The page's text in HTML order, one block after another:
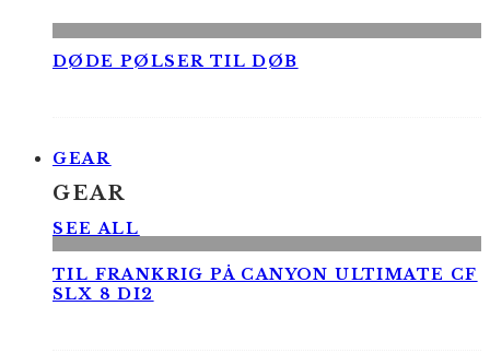
DØDE PØLSER TIL DØB
GEAR
GEAR
SEE ALL
TIL FRANKRIG PÅ CANYON ULTIMATE CF
SLX 8 DI2